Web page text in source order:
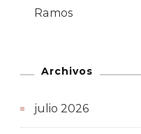
Ramos
Archivos
julio 2026